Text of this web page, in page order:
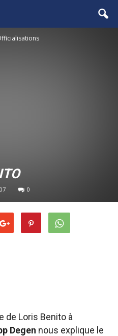
0
de Loris Benito à
Degen nous explique le